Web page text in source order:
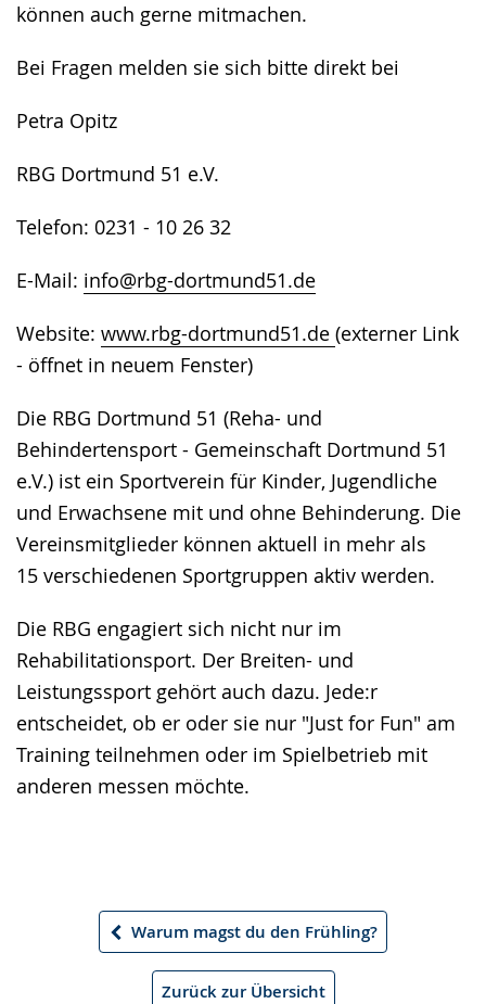
können auch gerne mitmachen.
Bei Fragen melden sie sich bitte direkt bei
Petra Opitz
RBG Dortmund 51 e.V.
Telefon: 0231 - 10 26 32
E-Mail: info@rbg-dortmund51.de
Website: www.rbg-dortmund51.de (externer Link
- öffnet in neuem Fenster)
Die RBG Dortmund 51 (Reha- und
Behindertensport - Gemeinschaft Dortmund 51
e.V.) ist ein Sportverein für Kinder, Jugendliche
und Erwachsene mit und ohne Behinderung. Die
Vereinsmitglieder können aktuell in mehr als
15 verschiedenen Sportgruppen aktiv werden.
Die RBG engagiert sich nicht nur im
Rehabilitationsport. Der Breiten- und
Leistungssport gehört auch dazu. Jede:r
entscheidet, ob er oder sie nur "Just for Fun" am
Training teilnehmen oder im Spielbetrieb mit
anderen messen möchte.
Vorheriger
Warum magst du den Frühling?
Zurück zur Übersicht